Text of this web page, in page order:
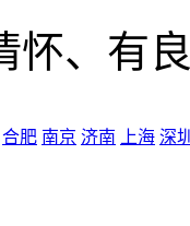
怀、有
合肥 南京 济南 上海 深